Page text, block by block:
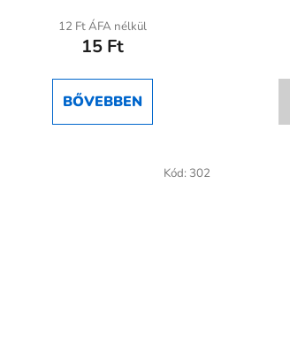
12 Ft ÁFA nélkül
15 Ft
BŐVEBBEN
Kód: 302